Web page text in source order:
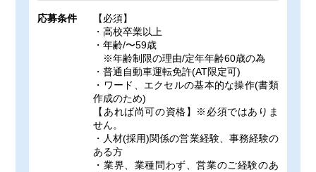
応募条件
【必須】
・高校卒業以上
・年齢/〜59歳
※年齢制限の理由/定年年齢60歳の為
・普通自動車運転免許(AT限定可)
・ワード、エクセルの基本的な操作(書類
作成のため)
【あれば尚可の資格】※必須ではありま
せん。
・人材(採用)関係の営業経験、事務経験の
ある方
・業界、業種問わず、営業のご経験のあ